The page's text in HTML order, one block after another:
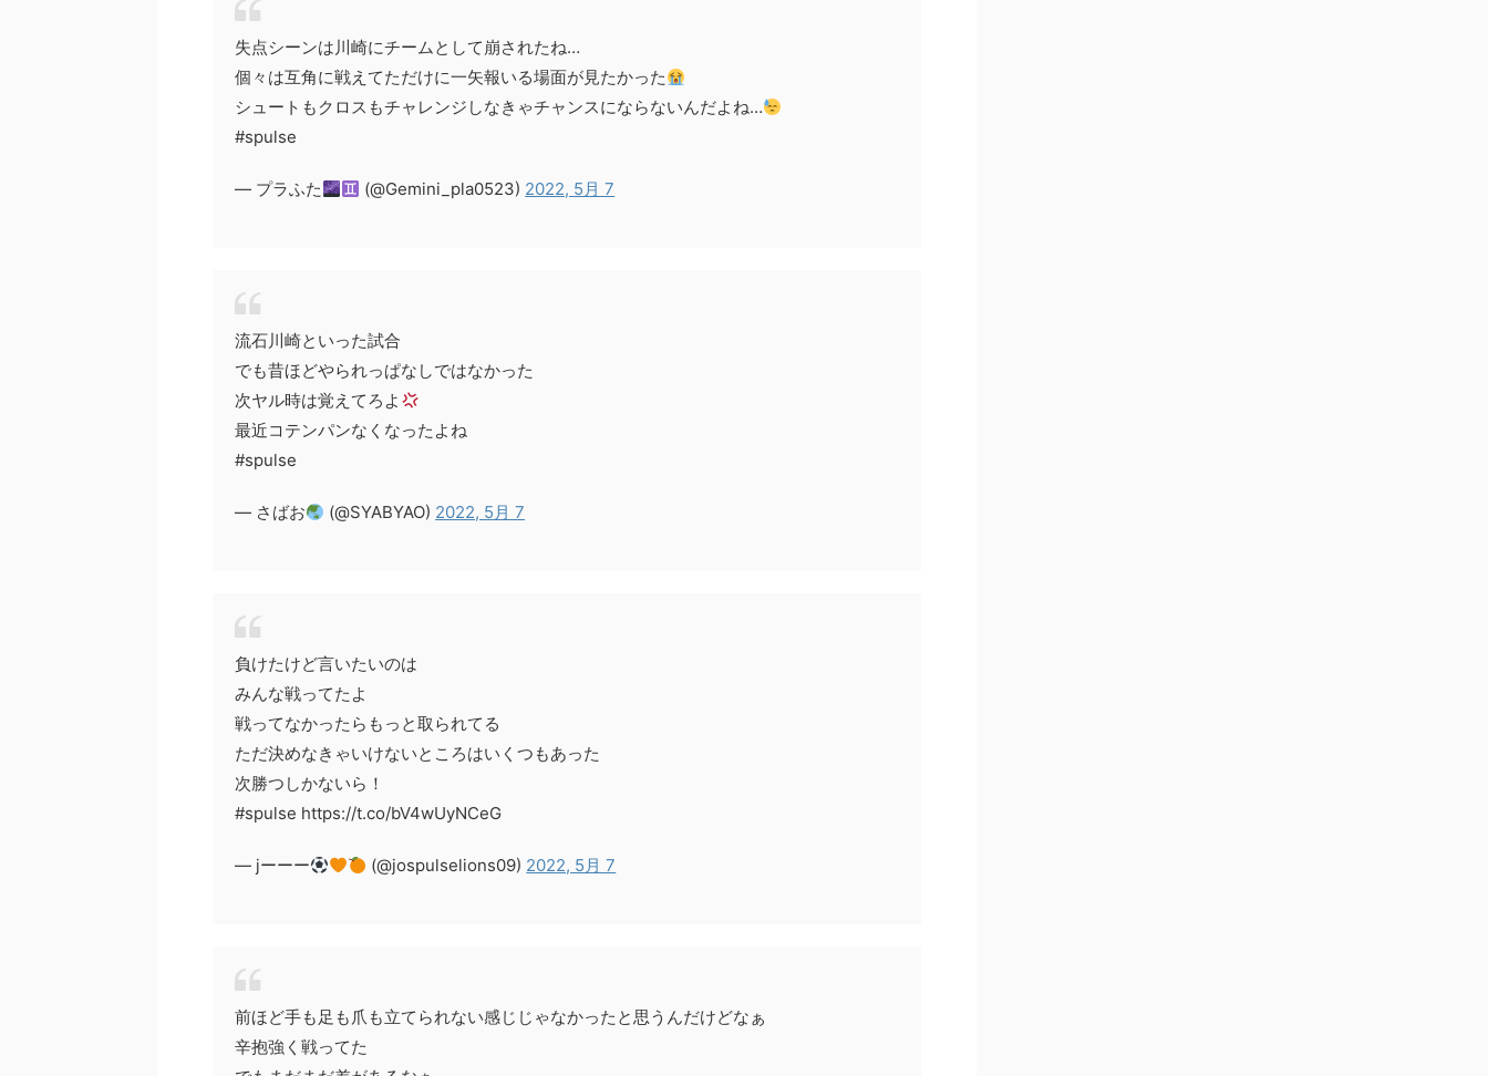
失点シーンは川崎にチームとして崩されたね…
個々は互角に戦えてただけに一矢報いる場面が見たかった
シュートもクロスもチャレンジしなきゃチャンスにならないんだよね…
#spulse
— プラふた (@Gemini_pla0523) 2022, 5月 7
流石川崎といった試合
でも昔ほどやられっぱなしではなかった
次ヤル時は覚えてろよ
最近コテンパンなくなったよね
#spulse
— さばお (@SYABYAO) 2022, 5月 7
負けたけど言いたいのは
みんな戦ってたよ
戦ってなかったらもっと取られてる
ただ決めなきゃいけないところはいくつもあった
次勝つしかないら！
#spulse https://t.co/bV4wUyNCeG
— jーーー (@jospulselions09) 2022, 5月 7
前ほど手も足も爪も立てられない感じじゃなかったと思うんだけどなぁ
辛抱強く戦ってた